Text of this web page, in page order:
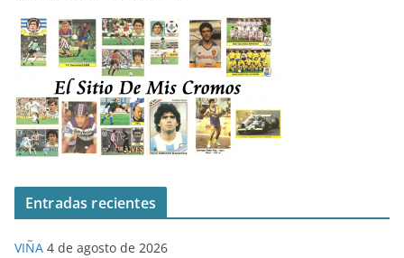
Entradas recientes
VIÑA 4 de agosto de 2026